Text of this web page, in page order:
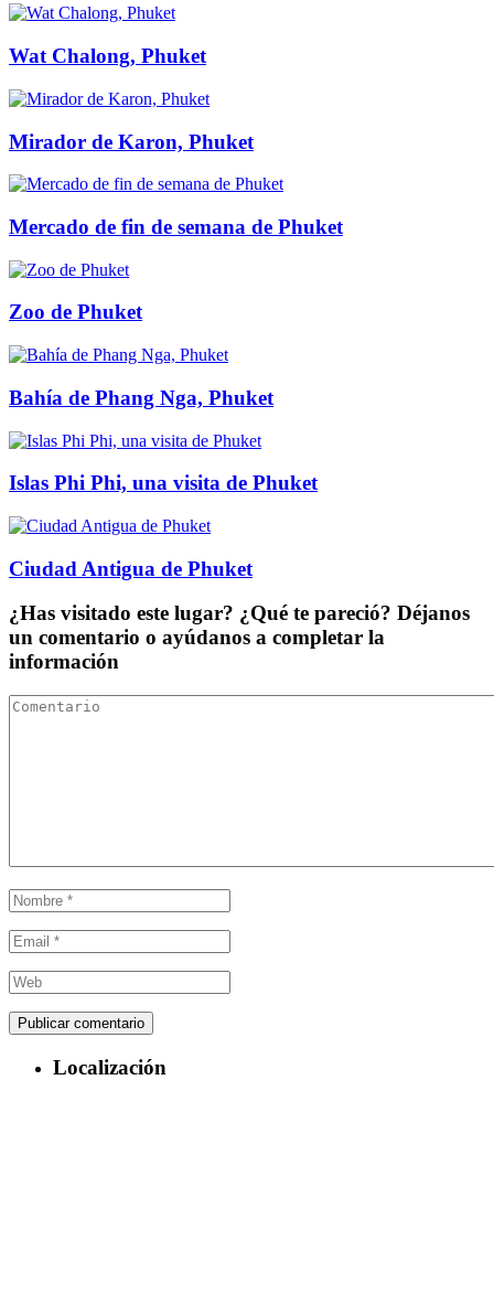
Wat Chalong, Phuket
Mirador de Karon, Phuket
Mercado de fin de semana de Phuket
Zoo de Phuket
Bahía de Phang Nga, Phuket
Islas Phi Phi, una visita de Phuket
Ciudad Antigua de Phuket
¿Has visitado este lugar? ¿Qué te pareció? Déjanos
un comentario o ayúdanos a completar la
información
Localización